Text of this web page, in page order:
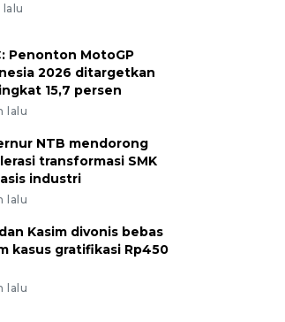
lalu
Penonton MotoGP
2026 ditargetkan
15,7 persen
lalu
NTB mendorong
transformasi SMK
industri
lalu
Kasim divonis bebas
kasus gratifikasi Rp450
lalu